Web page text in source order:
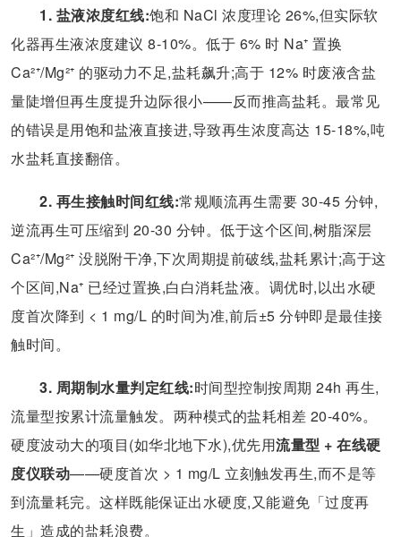
1. 盐液浓度红线:饱和 NaCl 浓度理论 26%,但实际软
化器再生液浓度建议 8-10%。低于 6% 时 Na⁺ 置换
Ca²⁺/Mg²⁺ 的驱动力不足,盐耗飙升;高于 12% 时废液含盐
量陡增但再生度提升边际很小——反而推高盐耗。最常见
的错误是用饱和盐液直接进,导致再生浓度高达 15-18%,吨
水盐耗直接翻倍。
2. 再生接触时间红线:常规顺流再生需要 30-45 分钟,
逆流再生可压缩到 20-30 分钟。低于这个区间,树脂深层
Ca²⁺/Mg²⁺ 没脱附干净,下次周期提前破线,盐耗累计;高于这
个区间,Na⁺ 已经过置换,白白消耗盐液。调优时,以出水硬
度首次降到 < 1 mg/L 的时间为准,前后±5 分钟即是最佳接
触时间。
3. 周期制水量判定红线:时间型控制按周期 24h 再生,
流量型按累计流量触发。两种模式的盐耗相差 20-40%。
硬度波动大的项目(如华北地下水),优先用流量型 + 在线硬
度仪联动——硬度首次 > 1 mg/L 立刻触发再生,而不是等
到流量耗完。这样既能保证出水硬度,又能避免「过度再
生」造成的盐耗浪费。